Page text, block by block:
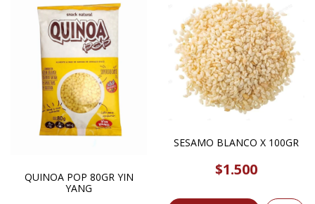
QUINOA POP 80GR YIN
YANG
SESAMO BLANCO X 100GR
$1.500